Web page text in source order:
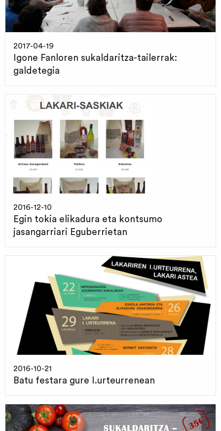
2017-04-19
Igone Fanloren sukaldaritza-tailerrak:
galdetegia
2016-12-10
Egin tokia elikadura eta kontsumo
jasangarriari Eguberrietan
2016-10-21
Batu festara gure I.urteurrenean